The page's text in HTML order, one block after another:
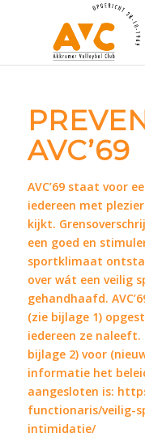
AVC’69
AVC’69 staat voor
iedereen met
kijkt.
een goed en
sportklimaat
over wát een veilig
gehandhaafd.
(zie bijlage 1)
iedereen ze naleeft.
bijlage 2) voor
informatie het
aangesloten is:
functionaris/veilig-
intimidatie/